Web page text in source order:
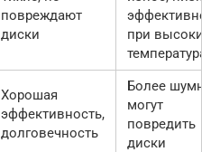
повреждают
диски
при высоких
температурах
Хорошая
эффективность,
долговечность
Более
могут
повредить
диски